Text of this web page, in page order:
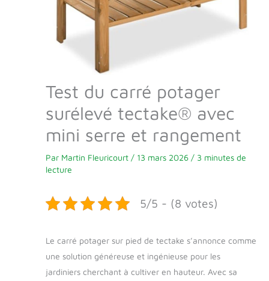
Test du carré potager
surélevé tectake® avec
mini serre et rangement
Par Martin Fleuricourt / 13 mars 2026 / 3 minutes de
lecture
5/5 - (8 votes)
Le carré potager sur pied de tectake s’annonce comme
une solution généreuse et ingénieuse pour les
jardiniers cherchant à cultiver en hauteur. Avec sa